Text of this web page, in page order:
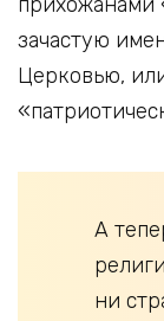
зачастую
Церковью,
А
ни